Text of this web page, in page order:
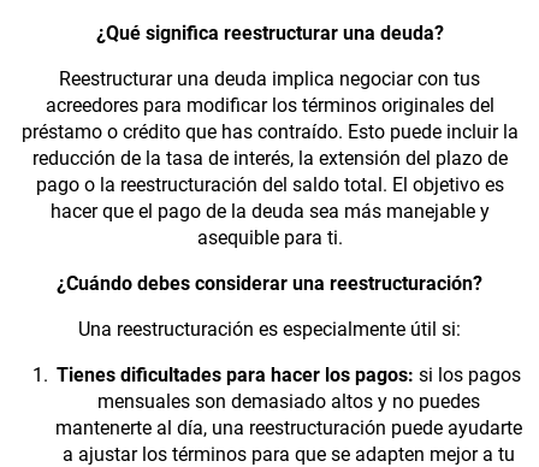
¿Qué significa reestructurar una deuda?
Reestructurar una deuda implica negociar con tus
acreedores para modificar los términos originales del
préstamo o crédito que has contraído. Esto puede incluir la
reducción de la tasa de interés, la extensión del plazo de
pago o la reestructuración del saldo total. El objetivo es
hacer que el pago de la deuda sea más manejable y
asequible para ti.
¿Cuándo debes considerar una reestructuración?
Una reestructuración es especialmente útil si:
Tienes dificultades para hacer los pagos: si los pagos
mensuales son demasiado altos y no puedes
mantenerte al día, una reestructuración puede ayudarte
a ajustar los términos para que se adapten mejor a tu